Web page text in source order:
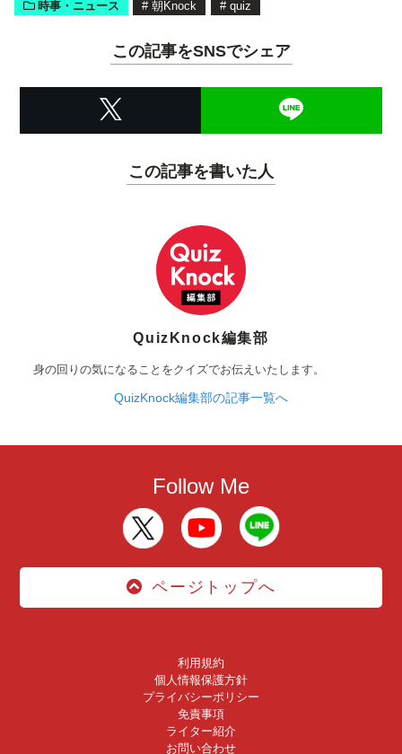
時事・ニュース # 朝Knock # quiz
この記事をSNSでシェア
この記事を書いた人
QuizKnock編集部
身の回りの気になることをクイズでお伝えいたします。
QuizKnock編集部の記事一覧へ
Follow Me
ページトップへ
利用規約
個人情報保護方針
プライバシーポリシー
免責事項
ライター紹介
お問い合わせ